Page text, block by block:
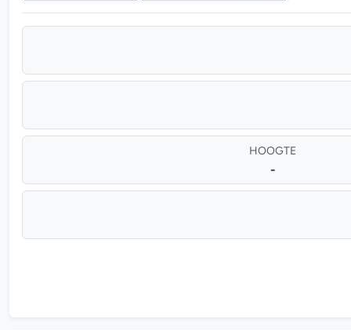
HOOGTE
-